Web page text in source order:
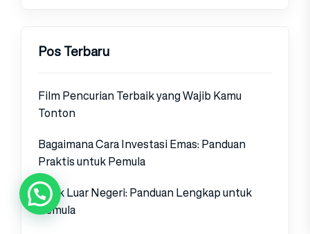
Pos Terbaru
Film Pencurian Terbaik yang Wajib Kamu
Tonton
Bagaimana Cara Investasi Emas: Panduan
Praktis untuk Pemula
Bank Luar Negeri: Panduan Lengkap untuk
Pemula